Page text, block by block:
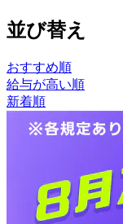
並び替え
おすすめ順
給与が高い順
新着順